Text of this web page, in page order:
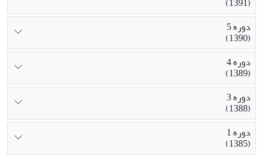
دوره 5
(1390)
دوره 4
(1389)
دوره 3
(1388)
دوره 1
(1385)